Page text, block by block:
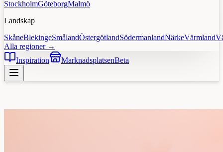
StockholmGöteborgMalmö
Landskap
SkåneBlekingeSmålandÖstergötlandSödermanlandNärkeVärmland
Alla regioner →
Inspiration
MarknadsplatsenBeta